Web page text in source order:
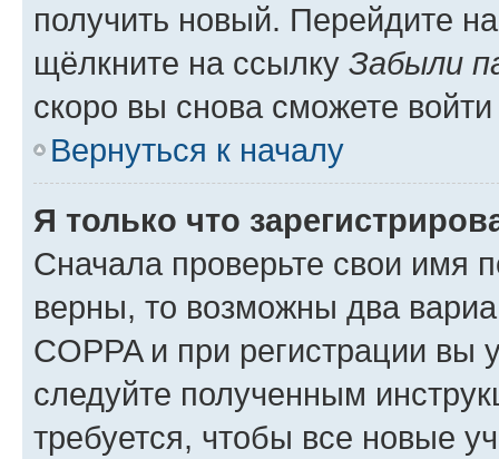
получить новый. Перейдите
щёлкните на ссылку Забыли
скоро вы снова сможете
Вернуться к началу
Я только что
Сначала проверьте свои имя
верны, то возможны два
COPPA и при регистрации вы
следуйте полученным
требуется, чтобы все новые